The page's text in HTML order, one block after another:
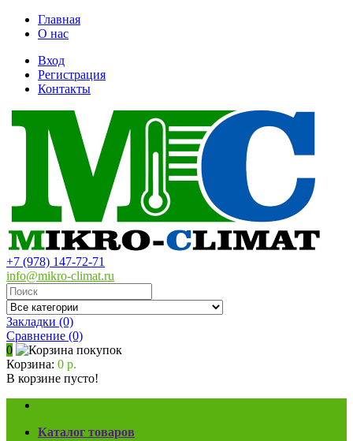
Главная
О нас
Вход
Регистрация
Контакты
+7 (978) 147-72-71
info@mikro-climat.ru
Закладки (0)
Сравнение (0)
0
Корзина: 0 р.
В корзине пусто!
Каталог товаров